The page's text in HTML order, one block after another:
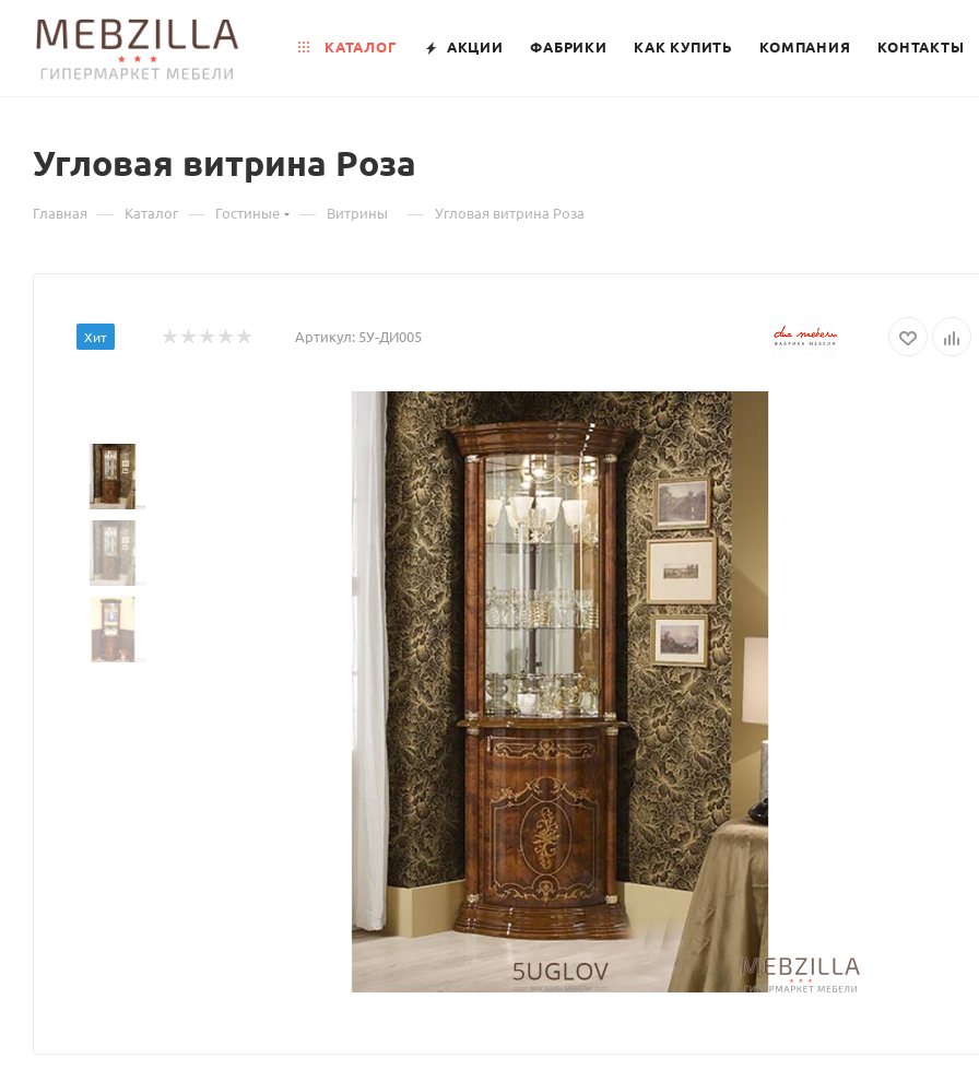
КАТАЛОГ АКЦИИ ФАБРИКИ КАК КУПИТЬ КОМПАНИЯ КОНТАКТЫ
Угловая витрина Роза
Главная — Каталог — Гостиные — Витрины — Угловая витрина Роза
Хит Артикул: 5У-ДИ005